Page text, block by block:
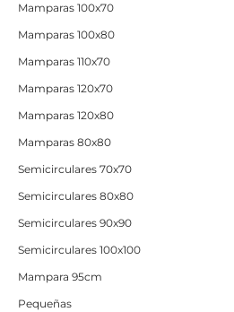
Mamparas 100x70
Mamparas 100x80
Mamparas 110x70
Mamparas 120x70
Mamparas 120x80
Mamparas 80x80
Semicirculares 70x70
Semicirculares 80x80
Semicirculares 90x90
Semicirculares 100x100
Mampara 95cm
Pequeñas